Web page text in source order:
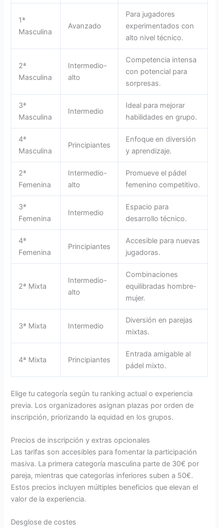
1ª
Masculina
Avanzado
Para jugadores
experimentados con
alto nivel técnico.
2ª
Masculina
Intermedio-
alto
Competencia intensa
con potencial para
sorpresas.
3ª
Masculina
Intermedio
Ideal para mejorar
habilidades en grupo.
4ª
Masculina
Principiantes
Enfoque en diversión
y aprendizaje.
2ª
Femenina
Intermedio-
alto
Promueve el pádel
femenino competitivo.
3ª
Femenina
Intermedio
Espacio para
desarrollo técnico.
4ª
Femenina
Principiantes
Accesible para nuevas
jugadoras.
2ª Mixta
Intermedio-
alto
Combinaciones
equilibradas hombre-
mujer.
3ª Mixta Intermedio
Diversión en parejas
mixtas.
4ª Mixta Principiantes
Entrada amigable al
pádel mixto.
Elige tu categoría según tu ranking actual o experiencia
previa. Los organizadores asignan plazas por orden de
inscripción, priorizando la equidad en los grupos.
Precios de inscripción y extras opcionales
Las tarifas son accesibles para fomentar la participación
masiva. La primera categoría masculina parte de 30€ por
pareja, mientras que categorías inferiores suben a 50€.
Estos precios incluyen múltiples beneficios que elevan el
valor de la experiencia.
Desglose de costes